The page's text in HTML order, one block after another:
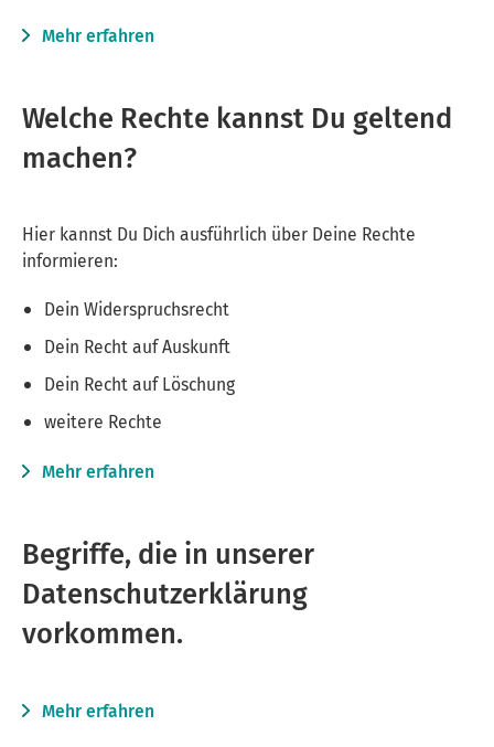
Mehr erfahren
Welche Rechte kannst Du geltend
machen?
Hier kannst Du Dich ausführlich über Deine Rechte
informieren:
Dein Widerspruchsrecht
Dein Recht auf Auskunft
Dein Recht auf Löschung
weitere Rechte
Mehr erfahren
Begriffe, die in unserer
Datenschutzerklärung
vorkommen.
Mehr erfahren